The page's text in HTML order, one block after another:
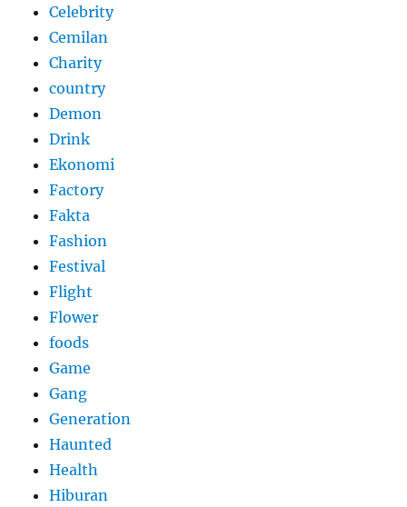
Celebrity
Cemilan
Charity
country
Demon
Drink
Ekonomi
Factory
Fakta
Fashion
Festival
Flight
Flower
foods
Game
Gang
Generation
Haunted
Health
Hiburan